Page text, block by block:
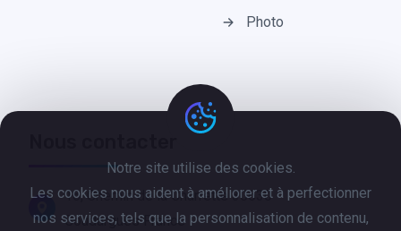
Photo
16, Chemin de la Charrette 30630
Goudargues France
Notre site utilise des cookies.
Les cookies nous aident à améliorer et à perfectionner
nos services, tels que la personnalisation de contenu,